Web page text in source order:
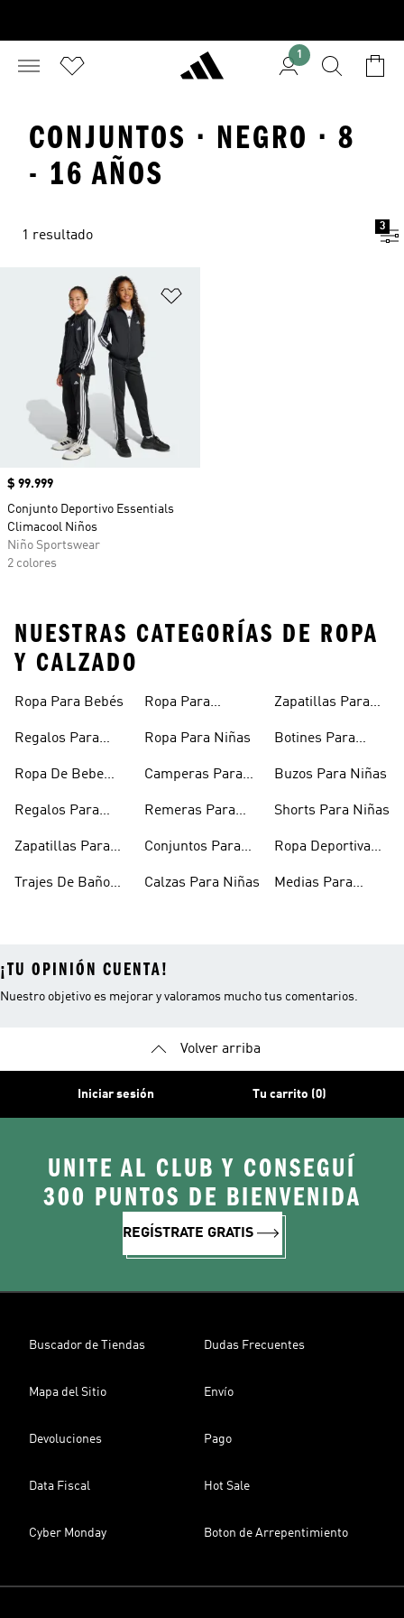
1
CONJUNTOS · NEGRO · 8
- 16 AÑOS
1 resultado
3
Precio
$ 99.999
Conjunto Deportivo Essentials
Climacool Niños
Niño Sportswear
2 colores
NUESTRAS CATEGORÍAS DE ROPA
Y CALZADO
Ropa Para Bebés
Regalos Para
Ropa De Bebe
Regalos Para
Zapatillas Para
Trajes De Baño
Ropa Para
Ropa Para Niñas
Camperas Para
Remeras Para
Conjuntos Para
Calzas Para Niñas
Zapatillas Para
Botines Para
Buzos Para Niñas
Shorts Para Niñas
Ropa Deportiva
Medias Para
¡TU OPINIÓN CUENTA!
Nuestro objetivo es mejorar y valoramos mucho tus comentarios.
Volver arriba
Iniciar sesión Tu carrito (0)
UNITE AL CLUB Y CONSEGUÍ
300 PUNTOS DE BIENVENIDA
REGÍSTRATE GRATIS
Buscador de Tiendas Dudas Frecuentes
Mapa del Sitio Envío
Devoluciones Pago
Data Fiscal Hot Sale
Cyber Monday Boton de Arrepentimiento